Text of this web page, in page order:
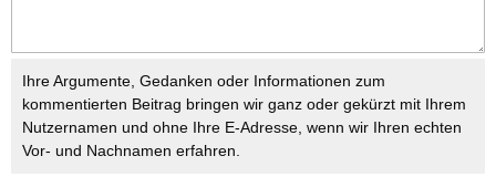
Ihre Argumente, Gedanken oder Informationen zum
kommentierten Beitrag bringen wir ganz oder gekürzt mit Ihrem
Nutzernamen und ohne Ihre E-Adresse, wenn wir Ihren echten
Vor- und Nachnamen erfahren.